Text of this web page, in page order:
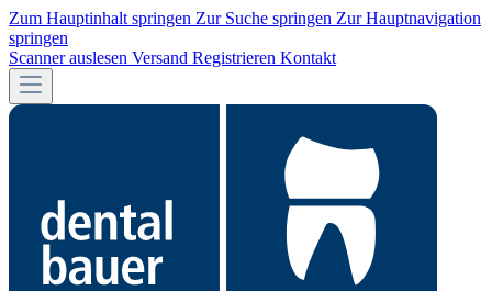
Zum Hauptinhalt springen Zur Suche springen Zur Hauptnavigation
springen
Scanner auslesen Versand Registrieren Kontakt